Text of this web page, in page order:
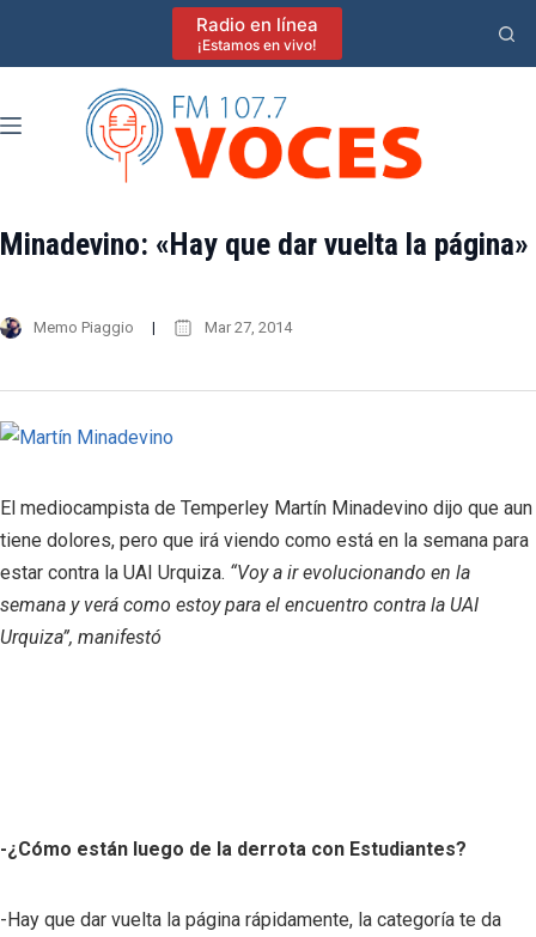
Radio en línea
¡Estamos en vivo!
Minadevino: «Hay que dar vuelta la página»
Memo Piaggio Mar 27, 2014
El mediocampista de Temperley Martín Minadevino dijo que aun
tiene dolores, pero que irá viendo como está en la semana para
estar contra la UAI Urquiza. “Voy a ir evolucionando en la
semana y verá como estoy para el encuentro contra la UAI
Urquiza”, manifestó
-¿Cómo están luego de la derrota con Estudiantes?
-Hay que dar vuelta la página rápidamente, la categoría te da